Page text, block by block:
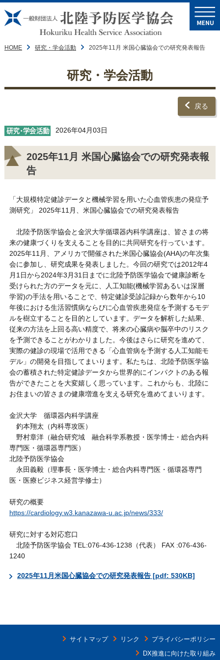
HOME 研究・学会活動 2025年11月 米国心臓協会での研究発表報告
研究・学会活動
戻る
2026年04月03日
2025年11月 米国心臓協会での研究発表報
告
「大規模特定健診データと機械学習を用いた心血管疾患の発症予
測研究」 2025年11月、米国心臓協会での研究発表報告
北陸予防医学協会と金沢大学循環器内科学講座は、皆さまの将
来の健康づくりを支えることを目的に共同研究を行っています。
2025年11月、アメリカで開催された米国心臓協会(AHA)の年次集
会に参加し、研究成果を発表しました。今回の研究では2012年4
月1日から2024年3月31日までに北陸予防医学協会で健康診断を
受けられた方のデータを元に、人工知能(機械学習あるいは深層
学習)の手法を用いることで、特定健診受診記録から数年から10
年後における生活習慣病ならびに心血管疾患発症を予測するモデ
ルを樹立することを目的としています。データを解析した結果、
従来の方法を上回る高い精度で、将来の心臓病や脳卒中のリスク
を予測できることがわかりました。今後はさらに研究を進めて、
実際の健診の現場で活用できる「心血管病を予測する人工知能モ
デル」の開発を目指してまいります。私たちは、北陸予防医学協
会の蓄積された特定健診データから世界的にインパクトのある報
告ができたことを大変嬉しく思っています。これからも、北陸に
お住まいの皆さまの健康増進を支える研究を進めてまいります。
金沢大学 循環器内科学講座
釣本翔太（内科専攻医）
野村章洋（融合研究域 融合科学系教授・医学博士・総合内科
専門医・循環器専門医）
北陸予防医学協会
永田義毅（理事長・医学博士・総合内科専門医・循環器専門
医・医療ビジネス経営学修士）
研究の概要
https://cardiology.w3.kanazawa-u.ac.jp/news/333/
研究に対する対応窓口
北陸予防医学協会 TEL:076-436-1238（代表） FAX :076-436-
1240
2025年11月米国心臓協会での研究発表報告 [pdf: 530KB]
サイトマップ リンク
プライバシーポリシー
DX推進に向けた取り組み